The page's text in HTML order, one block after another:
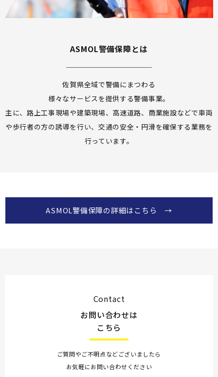
ASMOL警備保障とは
佐賀県全域で警備にまつわる
様々なサービスを提供する警備事業。
主に、路上工事現場や建築現場、高速道路、商業施設などで車両
や歩行者の方の誘導を行い、交通の安全・円滑を確保する業務を
行っています。
ASMOL警備保障の詳細はこちら →
Contact
お問い合わせは
こちら
ご質問やご不明点などございましたら
お気軽にお問い合わせください